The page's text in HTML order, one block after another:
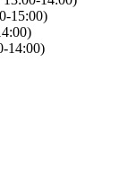
15:00)
14:00)